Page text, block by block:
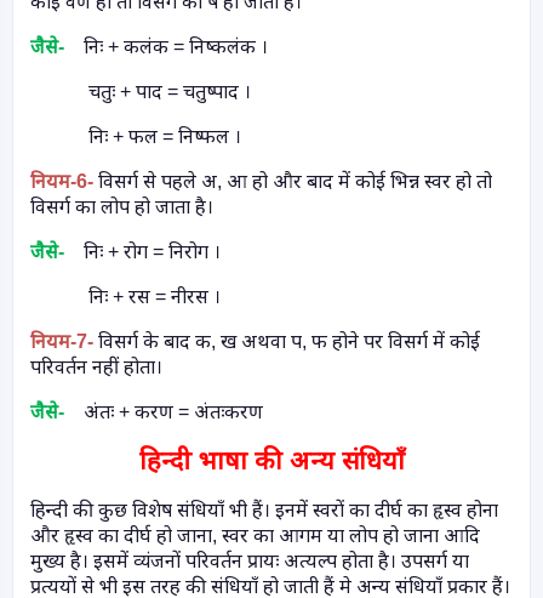
जैसे- निः + कलंक = निष्कलंक ।
चतुः + पाद = चतुष्पाद ।
निः + फल = निष्फल ।
नियम-6- विसर्ग से पहले अ, आ हो और बाद में कोई भिन्न स्वर हो तो
विसर्ग का लोप हो जाता है।
जैसे- निः + रोग = निरोग ।
निः + रस = नीरस ।
नियम-7- विसर्ग के बाद क, ख अथवा प, फ होने पर विसर्ग में कोई
परिवर्तन नहीं होता।
जैसे- अंतः + करण = अंतःकरण
हिन्दी भाषा की अन्य संधियाँ
हिन्दी की कुछ विशेष संधियाँ भी हैं। इनमें स्वरों का दीर्घ का हृस्व होना
और हृस्व का दीर्घ हो जाना, स्वर का आगम या लोप हो जाना आदि
मुख्य है। इसमें व्यंजनों परिवर्तन प्रायः अत्यल्प होता है। उपसर्ग या
प्रत्ययों से भी इस तरह की संधियाँ हो जाती हैं मे अन्य संधियाँ प्रकार हैं।